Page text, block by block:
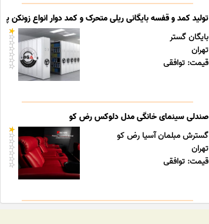
تولید کمد و قفسه بایگانی ریلی متحرک و کمد دوار انواع زونکن
بایگان گستر
تهران
قیمت: توافقی
صندلی سینمای خانگی مدل دلوکس رض کو
گسترش مبلمان آسیا رض کو
تهران
قیمت: توافقی